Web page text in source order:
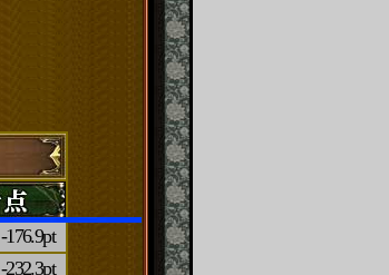
-176.9pt
-232.3pt